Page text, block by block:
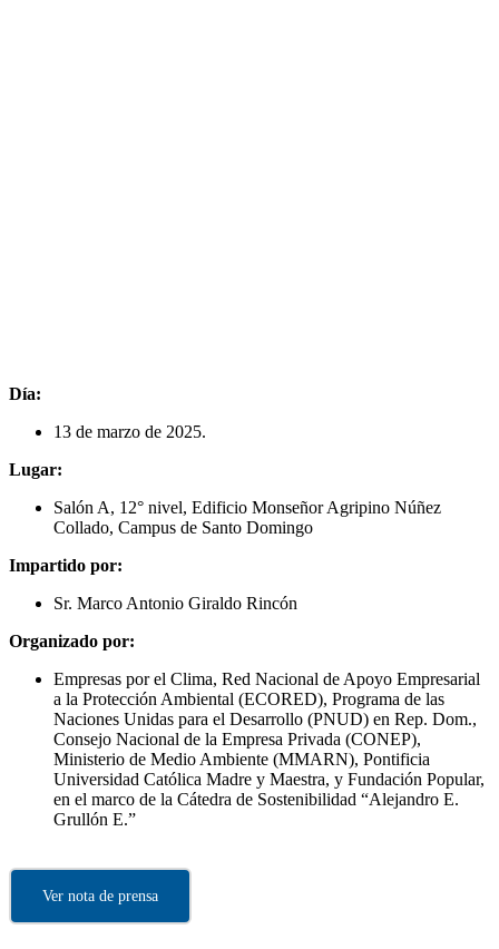
Día:
13 de marzo de 2025.
Lugar:
Salón A, 12° nivel, Edificio Monseñor Agripino Núñez
Collado, Campus de Santo Domingo
Impartido por:
Sr. Marco Antonio Giraldo Rincón
Organizado por:
Empresas por el Clima, Red Nacional de Apoyo Empresarial
a la Protección Ambiental (ECORED), Programa de las
Naciones Unidas para el Desarrollo (PNUD) en Rep. Dom.,
Consejo Nacional de la Empresa Privada (CONEP),
Ministerio de Medio Ambiente (MMARN), Pontificia
Universidad Católica Madre y Maestra, y Fundación Popular,
en el marco de la Cátedra de Sostenibilidad “Alejandro E.
Grullón E.”
Ver nota de prensa